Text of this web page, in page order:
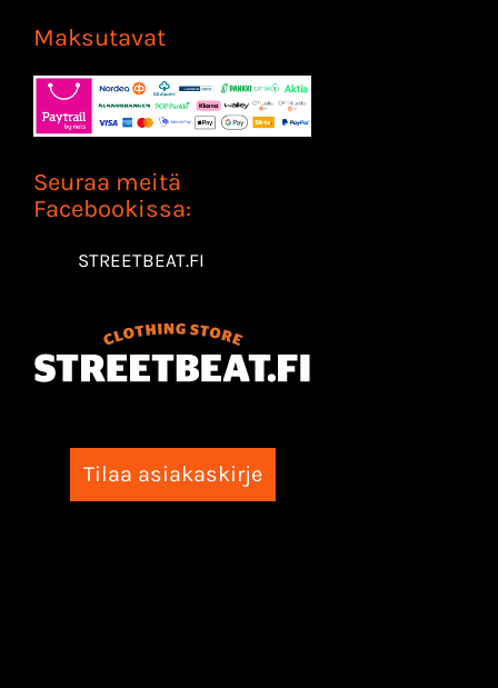
Maksutavat
Seuraa meitä
Facebookissa:
STREETBEAT.FI